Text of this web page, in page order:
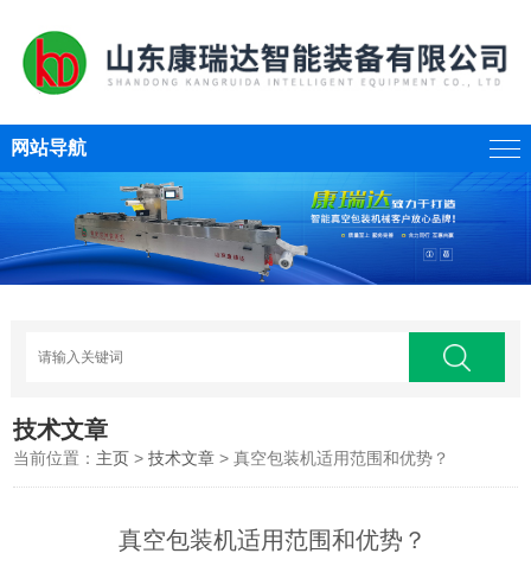
网站导航
技术文章
当前位置： 主页 >技术文章 > 真空包装机适用范围和优势？
真空包装机适用范围和优势？